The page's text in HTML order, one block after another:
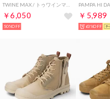
TWINE MAX / トゥワインマックス / カジュアルスニーカー / ブラック （BLACK/BLACK/BLACK）
￥6,050
50%OFF
￥5,989
63%OFF